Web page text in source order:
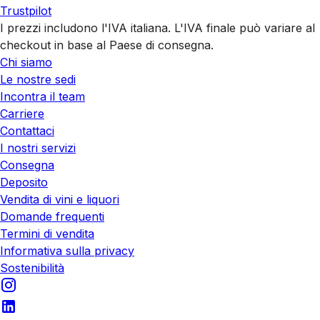
Trustpilot
I prezzi includono l'IVA italiana. L'IVA finale può variare al
checkout in base al Paese di consegna.
Chi siamo
Le nostre sedi
Incontra il team
Carriere
Contattaci
I nostri servizi
Consegna
Deposito
Vendita di vini e liquori
Domande frequenti
Termini di vendita
Informativa sulla privacy
Sostenibilità